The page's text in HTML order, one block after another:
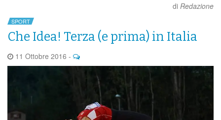
di Redazione
SPORT
Che Idea! Terza (e prima) in Italia
11 Ottobre 2016 -